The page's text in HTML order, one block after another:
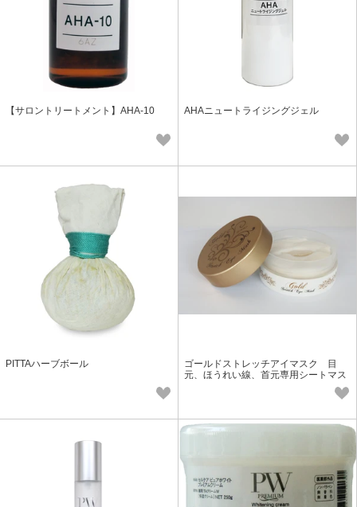
【サロントリートメント】AHA-10 AHAニュートライジングジェル
PITTAハーブボール
ゴールドストレッチアイマスク 目
元、ほうれい線、首元専用シートマス